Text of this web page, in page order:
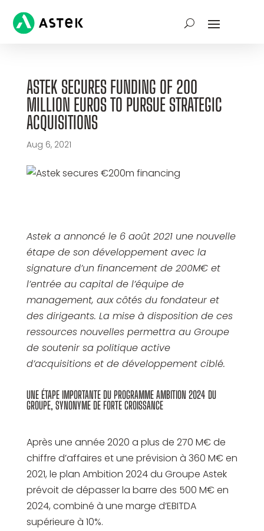
ASTEK SECURES FUNDING OF 200
MILLION EUROS TO PURSUE STRATEGIC
ACQUISITIONS
Aug 6, 2021
Astek a annoncé le 6 août 2021 une nouvelle
étape de son développement avec la
signature d’un financement de 200M€ et
l’entrée au capital de l’équipe de
management, aux côtés du fondateur et
des dirigeants. La mise à disposition de ces
ressources nouvelles permettra au Groupe
de soutenir sa politique active
d’acquisitions et de développement ciblé.
UNE ÉTAPE IMPORTANTE DU PROGRAMME AMBITION 2024 DU
GROUPE, SYNONYME DE FORTE CROISSANCE
Après une année 2020 a plus de 270 M€ de
chiffre d’affaires et une prévision à 360 M€ en
2021, le plan Ambition 2024 du Groupe Astek
prévoit de dépasser la barre des 500 M€ en
2024, combiné à une marge d’EBITDA
supérieure à 10%.